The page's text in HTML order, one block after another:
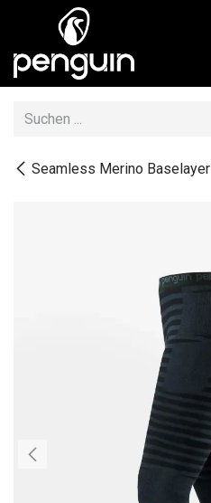
Zum Inhalt springen
Seamless Merino Baselayer